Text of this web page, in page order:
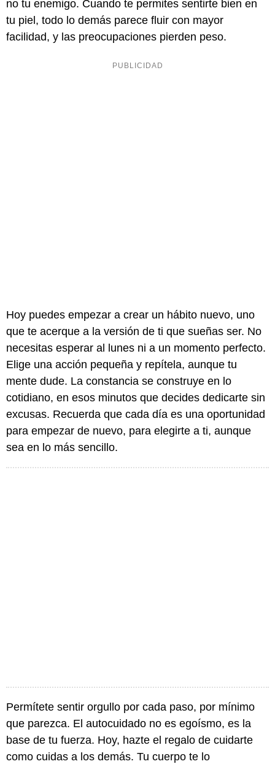
no tu enemigo. Cuando te permites sentirte bien en
tu piel, todo lo demás parece fluir con mayor
facilidad, y las preocupaciones pierden peso.
Hoy puedes empezar a crear un hábito nuevo, uno
que te acerque a la versión de ti que sueñas ser. No
necesitas esperar al lunes ni a un momento perfecto.
Elige una acción pequeña y repítela, aunque tu
mente dude. La constancia se construye en lo
cotidiano, en esos minutos que decides dedicarte sin
excusas. Recuerda que cada día es una oportunidad
para empezar de nuevo, para elegirte a ti, aunque
sea en lo más sencillo.
Permítete sentir orgullo por cada paso, por mínimo
que parezca. El autocuidado no es egoísmo, es la
base de tu fuerza. Hoy, hazte el regalo de cuidarte
como cuidas a los demás. Tu cuerpo te lo